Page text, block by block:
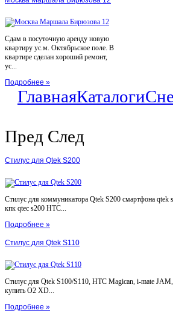
Сдам в посуточную аренду новую
квартиру ус.м. Октябрьское поле. В
квартире сделан хороший ремонт,
ус...
Подробнее »
ГлавнаяКаталоги
Пред След
Стилус для Qtek S200
Стилус для коммуникатора Qtek S200 смартфона qtek
кпк qtec s200 HTC...
Подробнее »
Стилус для Qtek S110
Стилус для Qtek S100/S110, HTC Magican, i-mate
купить O2 XD...
Подробнее »